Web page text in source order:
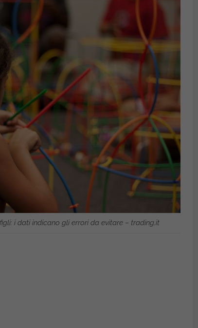
i dati indicano gli errori da evitare – trading.it